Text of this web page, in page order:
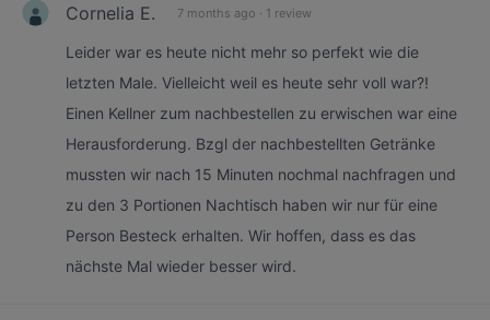
Cornelia E. 7 months ago · 1 review
Leider war es heute nicht mehr so perfekt wie die
letzten Male. Vielleicht weil es heute sehr voll war?!
Einen Kellner zum nachbestellen zu erwischen war eine
Herausforderung. Bzgl der nachbestellten Getränke
mussten wir nach 15 Minuten nochmal nachfragen und
zu den 3 Portionen Nachtisch haben wir nur für eine
Person Besteck erhalten. Wir hoffen, dass es das
nächste Mal wieder besser wird.